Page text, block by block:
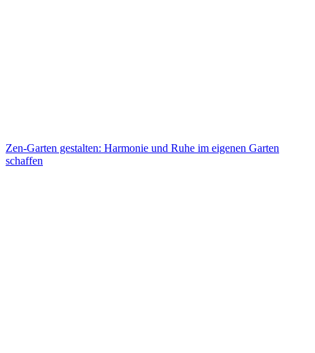
Zen-Garten gestalten: Harmonie und Ruhe im eigenen Garten
schaffen